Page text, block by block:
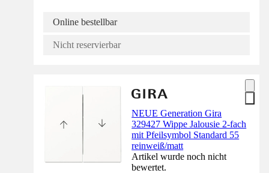
Online bestellbar
Nicht reservierbar
NEUE Generation Gira
329427 Wippe Jalousie 2-fach
mit Pfeilsymbol Standard 55
reinweiß/matt
Artikel wurde noch nicht
bewertet.